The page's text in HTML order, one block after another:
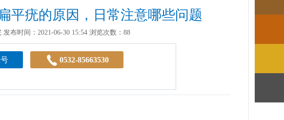
平疣的原因，日常注意哪些问题
发布时间：2021-06-30 15:54 浏览次数：88
0532-85663530